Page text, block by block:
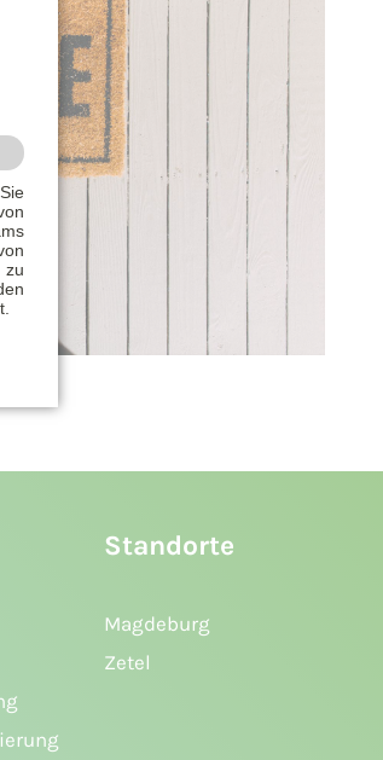
Standorte
Magdeburg
Zetel